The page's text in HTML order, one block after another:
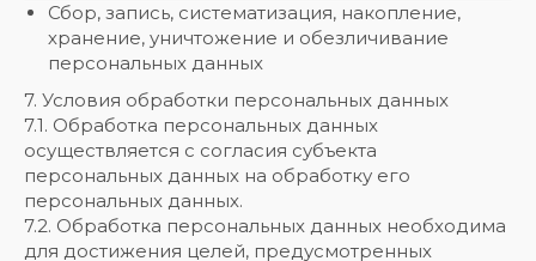
Сбор, запись, систематизация, накопление,
хранение, уничтожение и обезличивание
персональных данных
7. Условия обработки персональных данных
7.1. Обработка персональных данных
осуществляется с согласия субъекта
персональных данных на обработку его
персональных данных.
7.2. Обработка персональных данных необходима
для достижения целей, предусмотренных